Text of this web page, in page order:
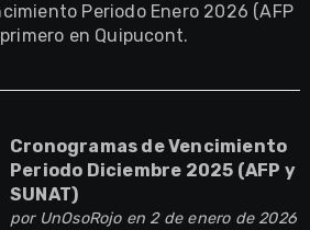
Periodo Enero 2026 (AFP
en Quipucont.
Cronogramas de Vencimiento
Periodo Diciembre 2025 (AFP y
SUNAT)
por UnOsoRojoen 2 de enero de 2026